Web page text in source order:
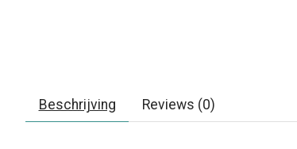
Beschrijving Reviews (0)